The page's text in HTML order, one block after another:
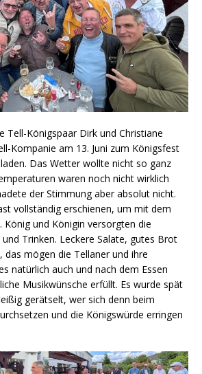
Tell-Königspaar Dirk und Christiane
Kompanie am 13. Juni zum Königsfest
Das Wetter wollte nicht so ganz
waren noch nicht wirklich
der Stimmung aber absolut nicht.
vollständig erschienen, um mit dem
König und Königin versorgten die
Trinken. Leckere Salate, gutes Brot
das mögen die Tellaner und ihre
natürlich auch und nach dem Essen
Musikwünsche erfüllt. Es wurde spät
gerätselt, wer sich denn beim
und die Königswürde erringen